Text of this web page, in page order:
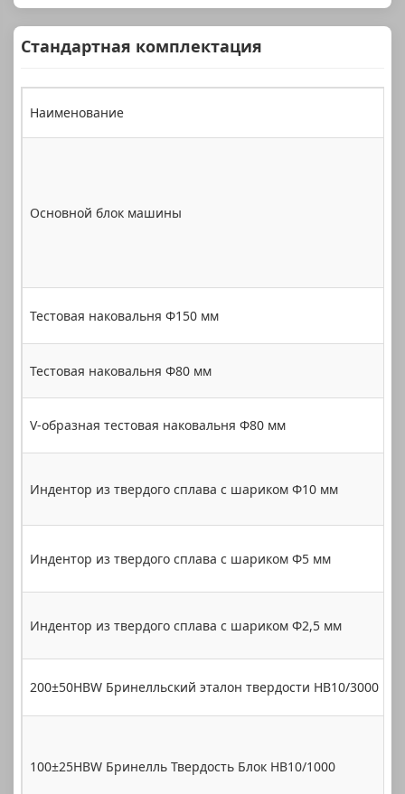
Стандартная комплектация
Наименование
Основной блок машины
Тестовая наковальня Φ150 мм
Тестовая наковальня Φ80 мм
V-образная тестовая наковальня Φ80 мм
Индентор из твердого сплава с шариком Φ10 мм
Индентор из твердого сплава с шариком Φ5 мм
Индентор из твердого сплава с шариком Φ2,5 мм
200±50HBW Бринелльский эталон твердости HB10/3000
100±25HBW Бринелль Твердость Блок HB10/1000